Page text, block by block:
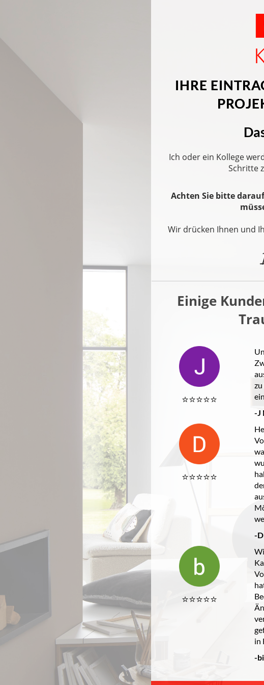
IHRE
Ich oder ein Kollege
Schritte
Achten Sie bitte
Wir drücken Ihnen und
Einige
⭐️⭐️⭐️⭐️⭐️
-J
⭐️⭐️⭐️⭐️⭐️
-
⭐️⭐️⭐️⭐️⭐️
in
-